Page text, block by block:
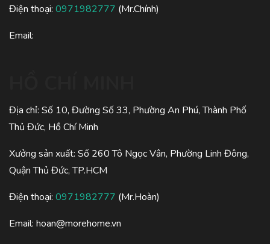
Điện thoại: 0971982777 (Mr.Chính)
Email:
Địa chỉ: Số 10, Đường Số 33, Phường An Phú, Thành Phố
Thủ Đức, Hồ Chí Minh
Xưởng sản xuất: Số 260 Tô Ngọc Vân, Phường Linh Đông,
Quận Thủ Đức, TP.HCM
Điện thoại: 0971982777 (Mr.Hoàn)
Email: hoan@morehome.vn